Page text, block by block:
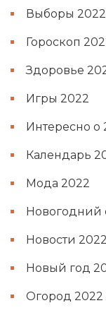
Выборы 2022
Гороскоп
Здоровье
Игры 2022
Интересно о
Календарь
Мода 2022
Новогодний
Новости 2022
Новый год
Огород 2022